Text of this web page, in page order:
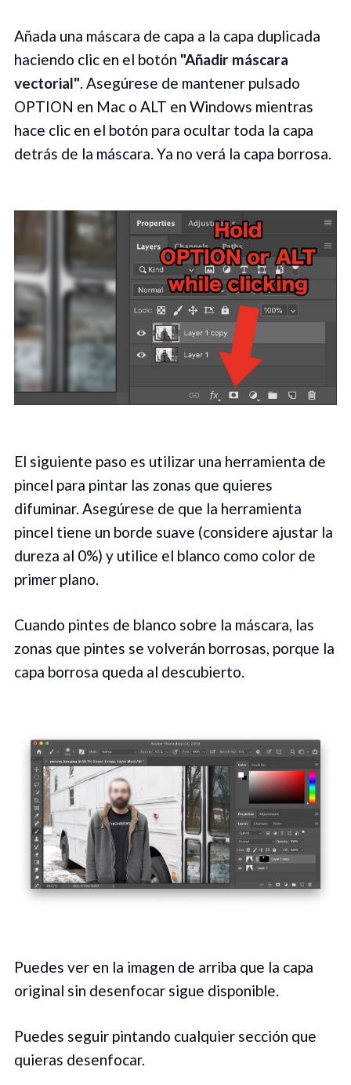
Añada una máscara de capa a la capa duplicada
haciendo clic en el botón "Añadir máscara
vectorial". Asegúrese de mantener pulsado
OPTION en Mac o ALT en Windows mientras
hace clic en el botón para ocultar toda la capa
detrás de la máscara. Ya no verá la capa borrosa.
El siguiente paso es utilizar una herramienta de
pincel para pintar las zonas que quieres
difuminar. Asegúrese de que la herramienta
pincel tiene un borde suave (considere ajustar la
dureza al 0%) y utilice el blanco como color de
primer plano.
Cuando pintes de blanco sobre la máscara, las
zonas que pintes se volverán borrosas, porque la
capa borrosa queda al descubierto.
Puedes ver en la imagen de arriba que la capa
original sin desenfocar sigue disponible.
Puedes seguir pintando cualquier sección que
quieras desenfocar.